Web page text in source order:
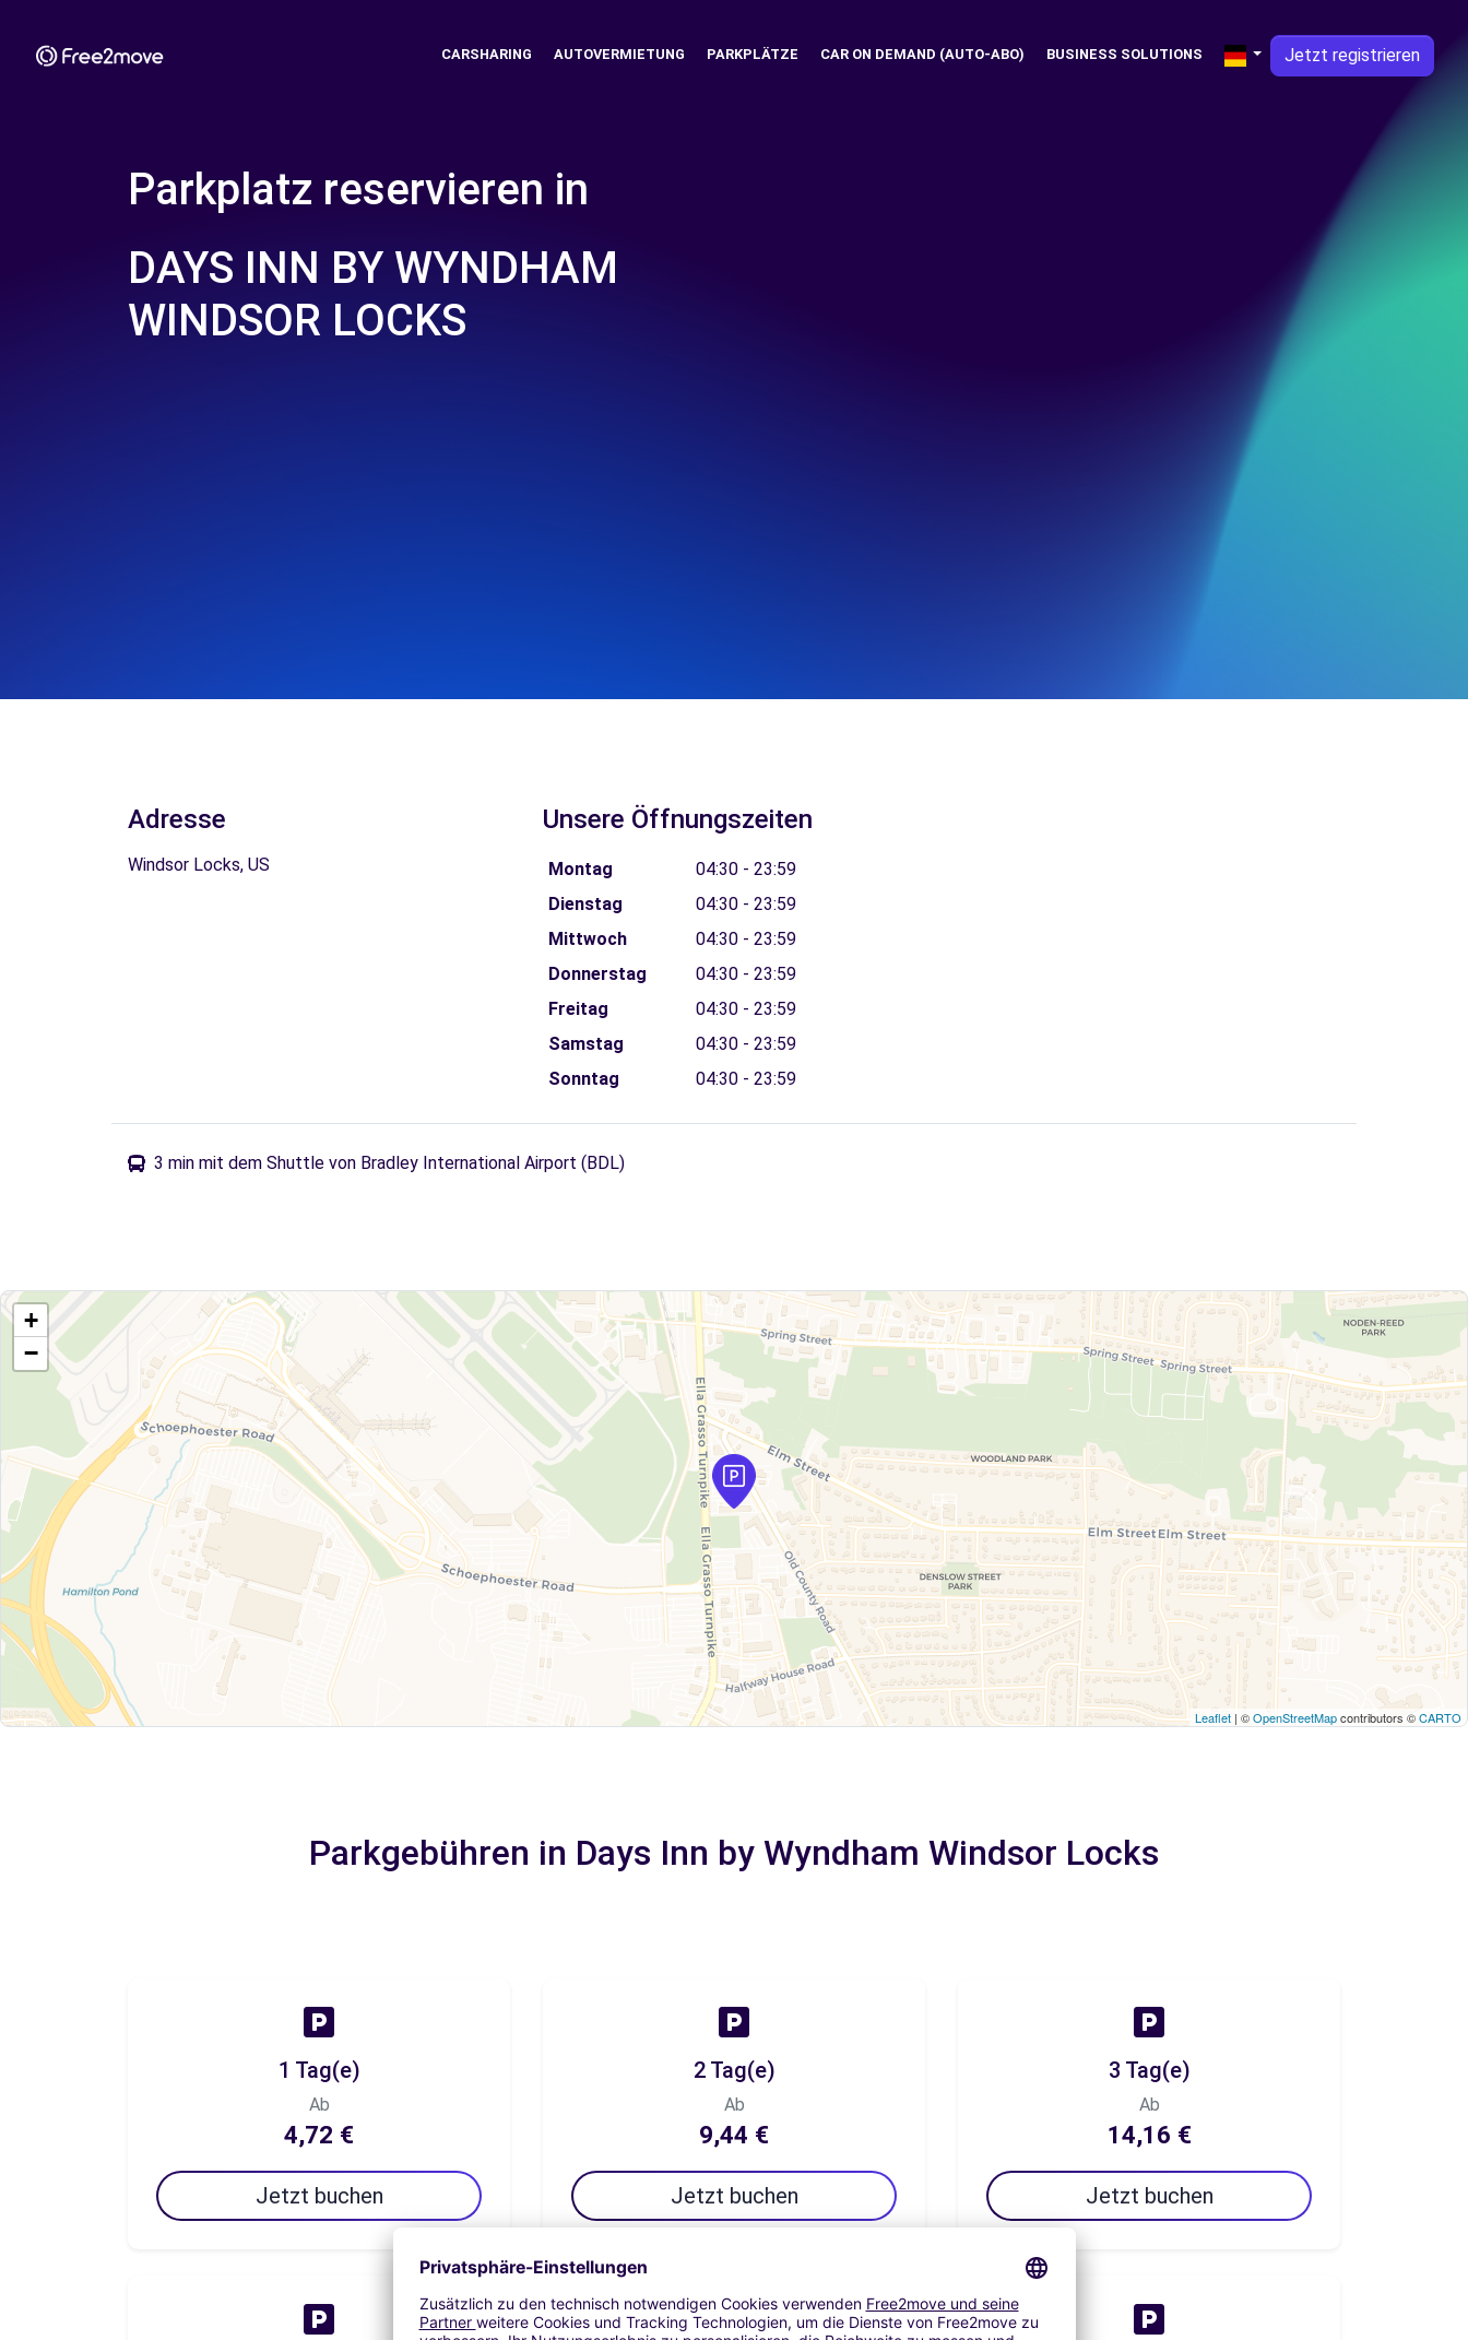
CARSHARING AUTOVERMIETUNG PARKPLÄTZE CAR ON DEMAND (AUTO-ABO) BUSINESS SOLUTIONS Jetzt registrieren
Parkplatz reservieren in
DAYS INN BY WYNDHAM
WINDSOR LOCKS
Adresse
Windsor Locks, US
Unsere Öffnungszeiten
Montag
04:30 - 23:59
Dienstag
04:30 - 23:59
Mittwoch
04:30 - 23:59
Donnerstag
04:30 - 23:59
Freitag
04:30 - 23:59
Samstag
04:30 - 23:59
Sonntag
04:30 - 23:59
3 min mit dem Shuttle von Bradley International Airport (BDL)
+
−
Leaflet | ©OpenStreetMapcontributors ©CARTO
Parkgebühren in Days Inn by Wyndham Windsor Locks
1 Tag(e)
Ab
4,72 €
Jetzt buchen
2 Tag(e)
Ab
9,44 €
Jetzt buchen
3 Tag(e)
Ab
14,16 €
Jetzt buchen